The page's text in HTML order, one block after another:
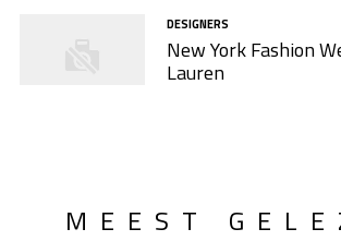
DESIGNERS
New York Fashion
Lauren
MEEST